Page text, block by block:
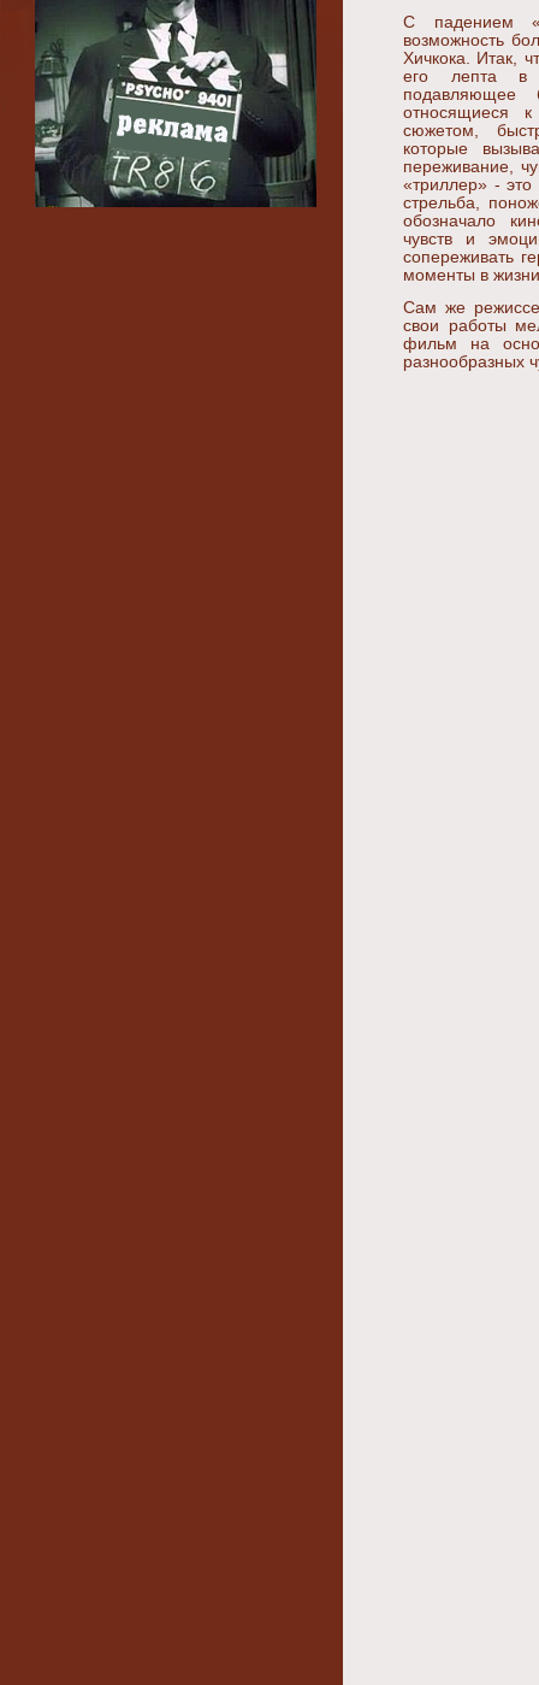
С падением
возможность
Хичкока. Итак,
его лепта в
подавляющее
относящиеся
сюжетом,
которые
переживание,
«триллер» - это
стрельба,
обозначало
чувств и
сопереживать
моменты в
Сам же
свои работы
фильм на
разнообразных